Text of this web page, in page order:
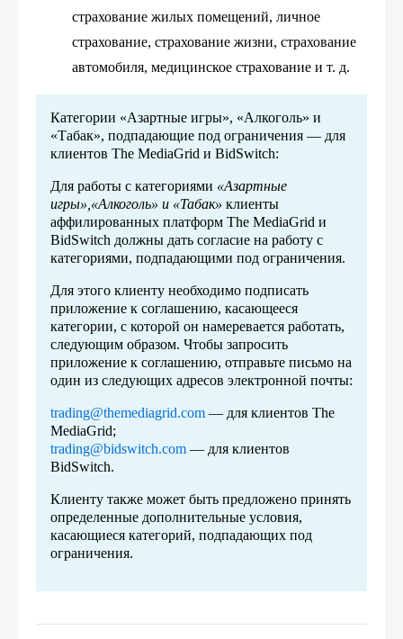
страхование жилых помещений, личное
страхование, страхование жизни, страхование
автомобиля, медицинское страхование и т. д.
Категории «Азартные игры», «Алкоголь» и
«Табак», подпадающие под ограничения — для
клиентов The MediaGrid и BidSwitch:
Для работы с категориями «Азартные
игры»,«Алкоголь» и «Табак» клиенты
аффилированных платформ The MediaGrid и
BidSwitch должны дать согласие на работу с
категориями, подпадающими под ограничения.
Для этого клиенту необходимо подписать
приложение к соглашению, касающееся
категории, с которой он намеревается работать,
следующим образом. Чтобы запросить
приложение к соглашению, отправьте письмо на
один из следующих адресов электронной почты:
trading@themediagrid.com — для клиентов The
MediaGrid;
trading@bidswitch.com — для клиентов
BidSwitch.
Клиенту также может быть предложено принять
определенные дополнительные условия,
касающиеся категорий, подпадающих под
ограничения.